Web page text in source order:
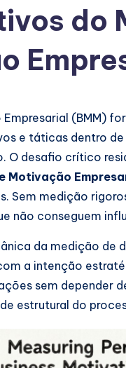
do
(BMM)
e táticas dentro
O desafio crítico
Motivação
Sem medição
não conseguem
da medição de
a intenção
sem depender
estrutural do